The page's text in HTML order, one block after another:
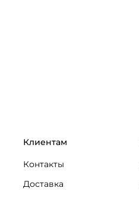
Клиентам
Контакты
Доставка